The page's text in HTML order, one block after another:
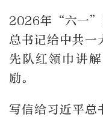
2026年“六一”
总书记给中共一
先队红领巾讲
励。
写信给习近平总